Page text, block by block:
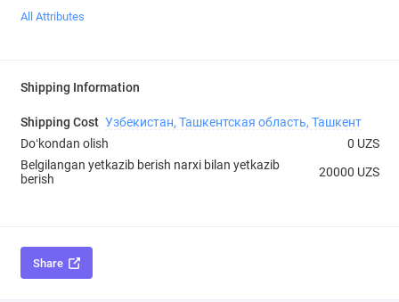
All Attributes
Shipping Information
Shipping Cost Узбекистан, Ташкентская область, Ташкент
Doʻkondan olish
0 UZS
Belgilangan yetkazib berish narxi bilan yetkazib
berish
20000 UZS
Share